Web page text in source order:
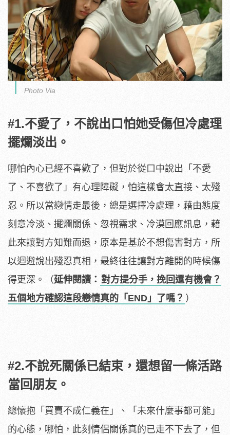
Photo Via
#1.不愛了，不說出口怕她受傷但冷處理
擺爛淡出。
哪怕內心已經不喜歡了，但對於從口中說出「不愛
了、不喜歡了」有心理障礙，怕這樣會太直接、太殘
忍。所以當戀情走最後，總是選擇冷處理，藉由態度
刻意冷淡、擺爛關係、忽視需求、冷漠回應訊息，藉
此來讓對方知難而退，原本是基於不想傷害對方，所
以迴避說出殘忍真相，最終往往讓對方離開的時候傷
得更深。（延伸閱讀： 對方提分手，挽回還有機會？
五個地方確認這段戀情真的「END」了嗎？ ）
#2.不說死關係已結束，還想留一條活路
當回朋友。
總懷抱「買賣不成仁義在」、「未來什麼事都可能」
的心態，哪怕，此刻情侶關係真的已走不下去了，但